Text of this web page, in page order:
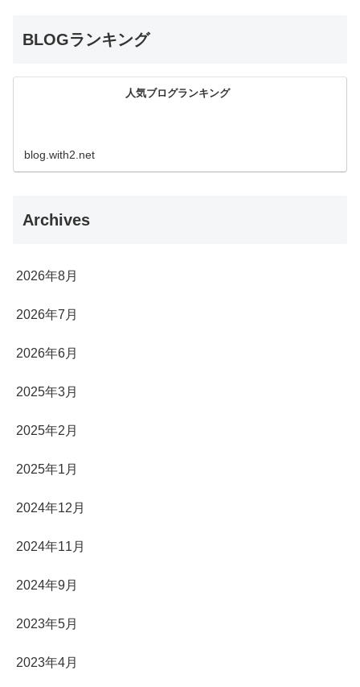
BLOGランキング
人気ブログランキング
blog.with2.net
Archives
2026年8月
2026年7月
2026年6月
2025年3月
2025年2月
2025年1月
2024年12月
2024年11月
2024年9月
2023年5月
2023年4月